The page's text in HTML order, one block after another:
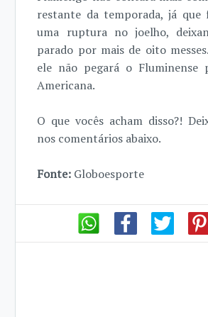
restante da temporada, já que
uma ruptura no joelho,
parado por mais de oito
ele não pegará o Fluminense
Americana.
O que vocês acham disso?!
nos comentários abaixo.
Fonte: Globoesporte